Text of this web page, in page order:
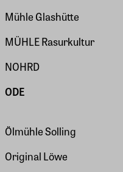
Mühle Glashütte
MÜHLE Rasurkultur
NOHRD
ODE
Ölmühle Solling
Original Löwe